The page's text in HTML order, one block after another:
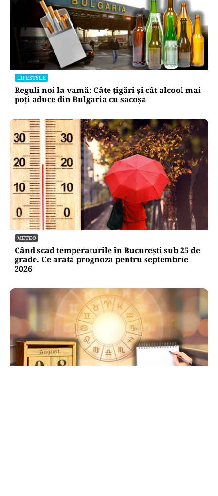
LIFESTYLE
Reguli noi la vamă: Câte țigări și cât alcool mai
poți aduce din Bulgaria cu sacoșa
METEO
Când scad temperaturile în București sub 25 de
grade. Ce arată prognoza pentru septembrie
2026